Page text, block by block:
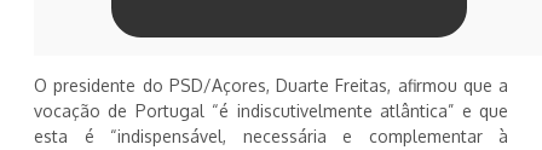
O presidente do PSD/Açores, Duarte Freitas, afirmou que a
vocação de Portugal “é indiscutivelmente atlântica” e que
esta é “indispensável, necessária e complementar à